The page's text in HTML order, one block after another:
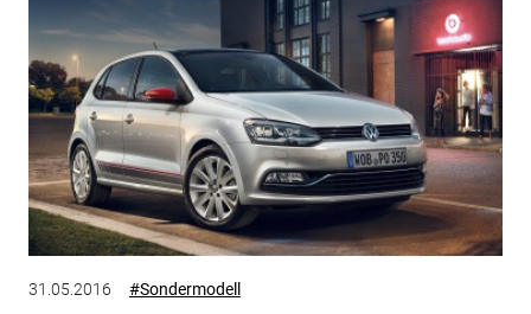
31.05.2016 #Sondermodell